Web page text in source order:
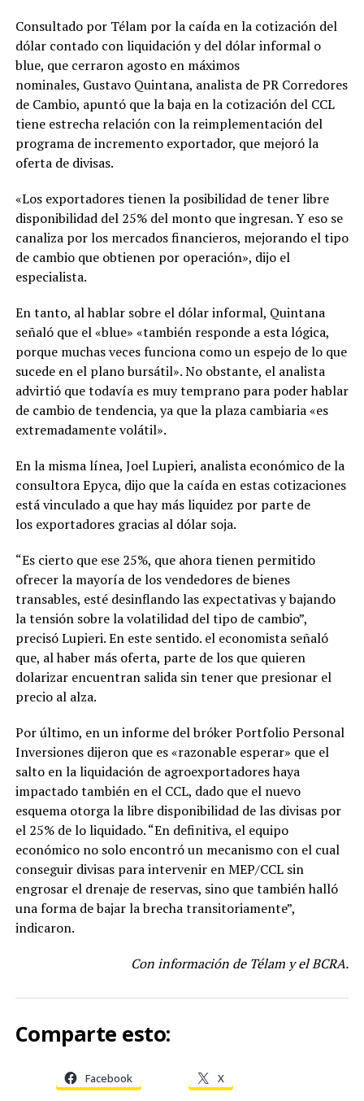
Consultado por Télam por la caída en la cotización del
dólar contado con liquidación y del dólar informal o
blue, que cerraron agosto en máximos
nominales, Gustavo Quintana, analista de PR Corredores
de Cambio, apuntó que la baja en la cotización del CCL
tiene estrecha relación con la reimplementación del
programa de incremento exportador, que mejoró la
oferta de divisas.
«Los exportadores tienen la posibilidad de tener libre
disponibilidad del 25% del monto que ingresan. Y eso se
canaliza por los mercados financieros, mejorando el tipo
de cambio que obtienen por operación», dijo el
especialista.
En tanto, al hablar sobre el dólar informal, Quintana
señaló que el «blue» «también responde a esta lógica,
porque muchas veces funciona como un espejo de lo que
sucede en el plano bursátil». No obstante, el analista
advirtió que todavía es muy temprano para poder hablar
de cambio de tendencia, ya que la plaza cambiaria «es
extremadamente volátil».
En la misma línea, Joel Lupieri, analista económico de la
consultora Epyca, dijo que la caída en estas cotizaciones
está vinculado a que hay más liquidez por parte de
los exportadores gracias al dólar soja.
“Es cierto que ese 25%, que ahora tienen permitido
ofrecer la mayoría de los vendedores de bienes
transables, esté desinflando las expectativas y bajando
la tensión sobre la volatilidad del tipo de cambio”,
precisó Lupieri. En este sentido. el economista señaló
que, al haber más oferta, parte de los que quieren
dolarizar encuentran salida sin tener que presionar el
precio al alza.
Por último, en un informe del bróker Portfolio Personal
Inversiones dijeron que es «razonable esperar» que el
salto en la liquidación de agroexportadores haya
impactado también en el CCL, dado que el nuevo
esquema otorga la libre disponibilidad de las divisas por
el 25% de lo liquidado. “En definitiva, el equipo
económico no solo encontró un mecanismo con el cual
conseguir divisas para intervenir en MEP/CCL sin
engrosar el drenaje de reservas, sino que también halló
una forma de bajar la brecha transitoriamente”,
indicaron.
Con información de Télam y el BCRA.
Comparte esto:
Facebook X